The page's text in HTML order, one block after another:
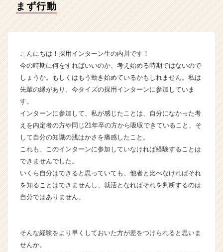
ャ
ー・
成
長
業
ら
ス
カ
ト
が
サ
まず行動
こんにちは！採用インターン生の内川です！
今の時期に何をすればいいのか、考え始める時期ではないので
しょうか。もしくはもう動き始めているかもしれません。私は
先輩の縁があり、今タイズの採用インターンに参加していま
す。
インターンに参加して、私が感じたことは、自分になかった考
えを内定者の方や同じ21年卒の方から吸収できていること、そ
して自分の知識の浅はかさを痛感したこと。
これも、このインターンに参加していなければ経験することは
できませんでした。
いくら自分はできると思っていても、他者と比べなければそれ
を知ることはできませんし、就活となればそれを判断するのは
自分ではありません。
そんな経験をより早くしておいた方が差をつけられると思いま
せんか。